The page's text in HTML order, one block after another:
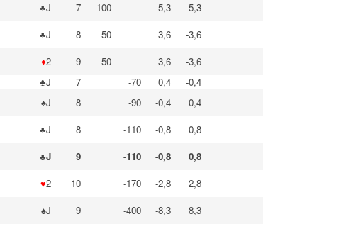
♣J 7 100 5,3
-5,3
♣J 8 50 3,6
-3,6
♦2 9 50 3,6
-3,6
♣J 7 -70 0,4
-0,4
♠J 8 -90 -0,4
0,4
♣J 8 -110 -0,8
0,8
♣J 9 -110 -0,8
0,8
♥2 10 -170 -2,8
2,8
♠J 9 -400 -8,3 8,3